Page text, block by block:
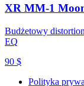
XR MM-1
Budżetowy
EQ
90 $
Polityka